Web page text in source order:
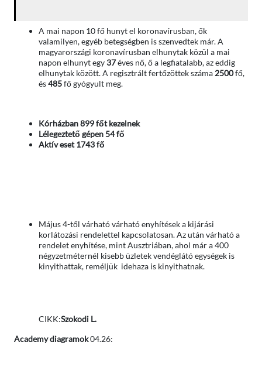
A mai napon 10 fő hunyt el koronavírusban, ők
valamilyen, egyéb betegségben is szenvedtek már. A
magyarországi koronavírusban elhunytak közül a mai
napon elhunyt egy37éves nő, ő a legfiatalabb, az eddig
elhunytak között. A regisztrált fertőzöttek száma 2500fő,
és485fő gyógyult meg.
Kórházban 899 főt kezelnek
Lélegeztető gépen 54 fő
Aktív eset 1743 fő
Május 4-től várható várható enyhítések a kijárási
korlátozási rendelettel kapcsolatosan. Az után várható a
rendelet enyhítése, mint Ausztriában, ahol már a 400
négyzetméternél kisebb üzletek vendéglátó egységek is
kinyithattak, reméljük idehaza is kinyithatnak.
CIKK:Szokodi L.
Academy diagramok04.26: